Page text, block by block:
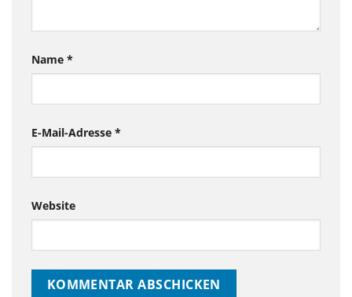
Name *
E-Mail-Adresse *
Website